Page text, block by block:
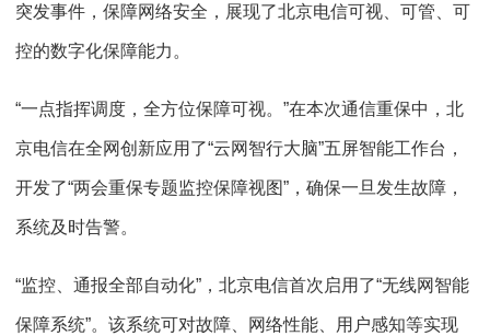
突发事件，保障网络安全，展现了北京电信可视、可管、可
控的数字化保障能力。
“一点指挥调度，全方位保障可视。”在本次通信重保中，北
京电信在全网创新应用了“云网智行大脑”五屏智能工作台，
开发了“两会重保专题监控保障视图”，确保一旦发生故障，
系统及时告警。
“监控、通报全部自动化”，北京电信首次启用了“无线网智能
保障系统”。该系统可对故障、网络性能、用户感知等实现